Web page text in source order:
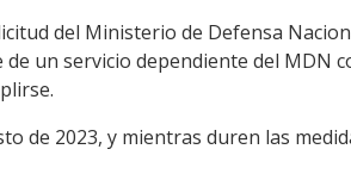
del Ministerio de Defensa
un servicio dependiente del MDN
de 2023, y mientras duren las